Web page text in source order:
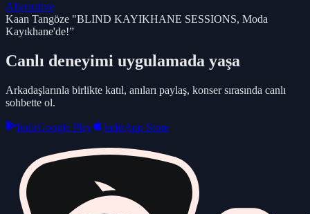
Alternative
Kaan Tangöze "BLIND KAYIKHANE SESSIONS, Moda
Kayıkhane'de!”
Canlı deneyimi uygulamada yaşa
Arkadaşlarınla birlikte katıl, anıları paylaş, konser sırasında canlı
sohbette ol.
IndirGoogle Play IndirApp Store